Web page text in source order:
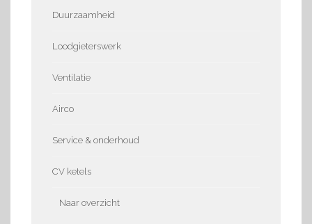
Duurzaamheid
Loodgieterswerk
Ventilatie
Airco
Service & onderhoud
CV ketels
Naar overzicht